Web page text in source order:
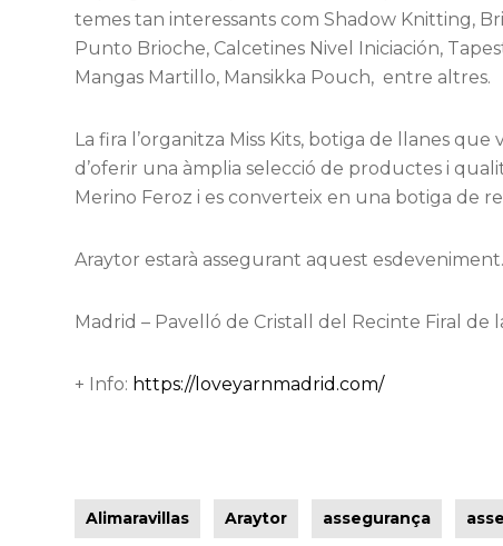
temes tan interessants com Shadow Knitting,
Punto Brioche, Calcetines Nivel Iniciación,
Mangas Martillo, Mansikka Pouch, entre altres.
La fira l’organitza Miss Kits, botiga de llanes
d’oferir una àmplia selecció de productes i
Merino Feroz i es converteix en una botiga de
Araytor estarà assegurant aquest esdeveniment.
Madrid – Pavelló de Cristall del Recinte Firal de
+ Info: https://loveyarnmadrid.com/
Alimaravillas Araytor assegurança